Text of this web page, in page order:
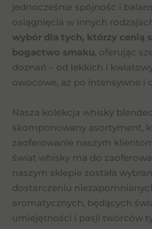
jednocześnie spójność i
osiągnięcia w innych
wybór dla tych, którzy cenią
bogactwo smaku, oferując
doznań – od lekkich i
owocowe, aż po intensywne i
Nasza kolekcja whisky
skomponowany asortyment,
zaoferowanie naszym
świat whisky ma do
naszym sklepie została
dostarczeniu
aromatycznych, będących
umiejętności i pasji twórców